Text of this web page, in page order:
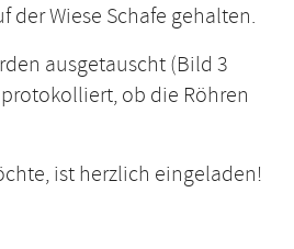
der Wiese Schafe gehalten.
ausgetauscht (Bild 3
ob die Röhren
ist herzlich eingeladen!